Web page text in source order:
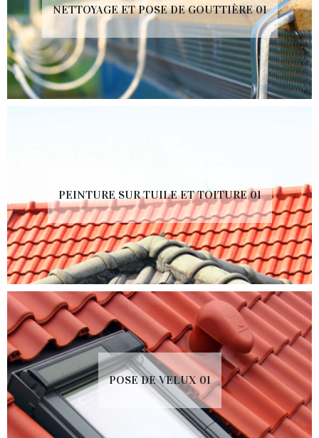
NETTOYAGE ET POSE DE GOUTTIÈRE 01
PEINTURE SUR TUILE ET TOITURE 01
POSE DE VELUX 01